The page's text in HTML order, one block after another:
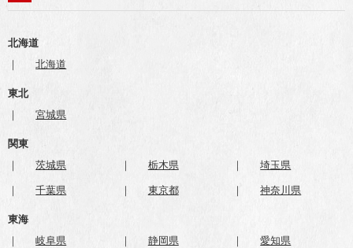
北海道
北海道
東北
宮城県
関東
茨城県
栃木県 埼玉県
千葉県 東京都 神奈川県
東海
岐阜県
静岡県 愛知県